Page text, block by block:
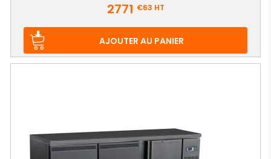
2771 €63 HT
AJOUTER AU PANIER